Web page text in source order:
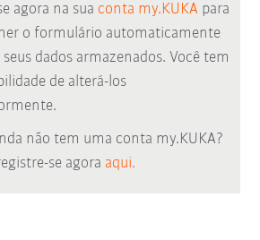
agora na sua conta my.KUKA para
o formulário automaticamente
dados armazenados. Você tem
de alterá-los
não tem uma conta my.KUKA?
se agora aqui.